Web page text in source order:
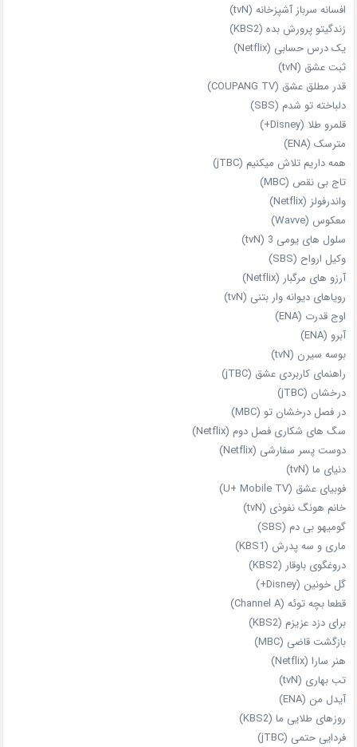
افسانه سرباز آشپزخانه (tvN)
زندگیتو پرورش بده (KBS2)
یک درس حسابی (Netflix)
ثبت عشق (tvN)
قدر مطلق عشق (COUPANG TV)
دلباخته تو شدم (SBS)
قلمرو طلا (Disney+)
مترسک (ENA)
همه داریم تلاش میکنیم (jTBC)
تاج بی‌ نقص (MBC)
واندرفولز (Netflix)
معکوس (Wavve)
سلول های یومی 3 (tvN)
وکیل ارواح (SBS)
آرزو های مرگبار (Netflix)
رویاهای دیوانه‌ وار بتنی (tvN)
اوج قدرت (ENA)
آبرو (ENA)
بوسه سیرن (tvN)
راهنمای کاربردی عشق (jTBC)
درخشان (jTBC)
در فصل درخشان تو (MBC)
سگ های شکاری فصل دوم (Netflix)
دوست‌ پسر سفارشی (Netflix)
دنیای ما (tvN)
فوبیای عشق (U+ Mobile TV)
خانم هونگ نفوذی (tvN)
گومیهو بی دم (SBS)
ماری و سه پدرش (KBS1)
دروغگوی باوقار (KBS2)
گل خونین (Disney+)
قطعا بچه توئه (Channel A)
برای دزد عزیزم (KBS2)
بازگشت قاضی (MBC)
هنر سارا (Netflix)
تب بهاری (tvN)
آیدل من (ENA)
روزهای طلایی ما (KBS2)
فردایی حتمی (jTBC)